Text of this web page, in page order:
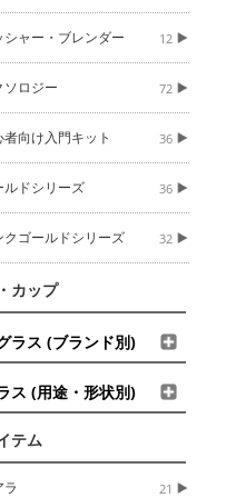
シャー・ブレンダー 12
ソロジー 72
者向け入門キット 36
ルドシリーズ 36
クゴールドシリーズ 32
カップ
ラス (ブランド別)
ス (用途・形状別)
テム
21